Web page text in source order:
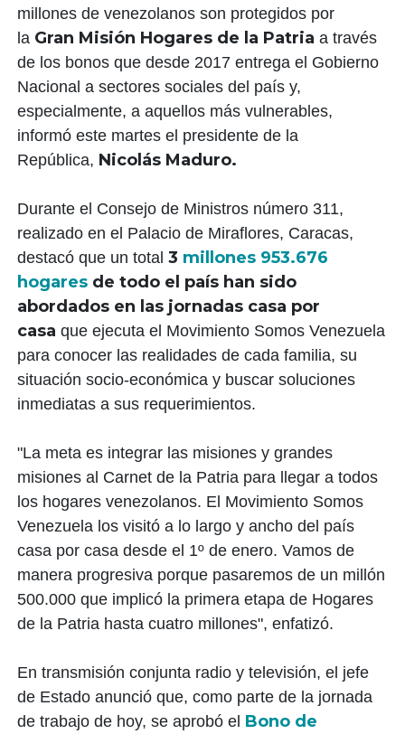
millones de venezolanos son protegidos por
la Gran Misión Hogares de la Patria a través
de los bonos que desde 2017 entrega el Gobierno
Nacional a sectores sociales del país y,
especialmente, a aquellos más vulnerables,
informó este martes el presidente de la
República, Nicolás Maduro.
Durante el Consejo de Ministros número 311,
realizado en el Palacio de Miraflores, Caracas,
destacó que un total 3 millones 953.676
hogares de todo el país han sido
abordados en las jornadas casa por
casa que ejecuta el Movimiento Somos Venezuela
para conocer las realidades de cada familia, su
situación socio-económica y buscar soluciones
inmediatas a sus requerimientos.
"La meta es integrar las misiones y grandes
misiones al Carnet de la Patria para llegar a todos
los hogares venezolanos. El Movimiento Somos
Venezuela los visitó a lo largo y ancho del país
casa por casa desde el 1º de enero. Vamos de
manera progresiva porque pasaremos de un millón
500.000 que implicó la primera etapa de Hogares
de la Patria hasta cuatro millones", enfatizó.
En transmisión conjunta radio y televisión, el jefe
de Estado anunció que, como parte de la jornada
de trabajo de hoy, se aprobó el Bono de